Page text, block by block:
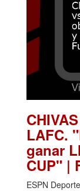
LAFC.
ganar
CUP" |
ESPN